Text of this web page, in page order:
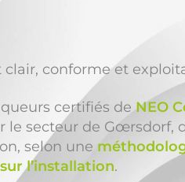
clair, conforme et
certifiés de NEO
le secteur de Gœrsdorf,
selon une
l’installation.